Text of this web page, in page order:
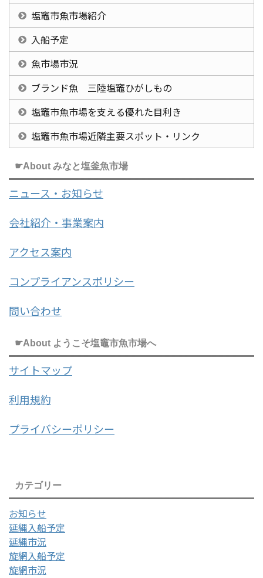
塩竈市魚市場紹介
入船予定
魚市場市況
ブランド魚 三陸塩竈ひがしもの
塩竈市魚市場を支える優れた目利き
塩竈市魚市場近隣主要スポット・リンク
☛About みなと塩釜魚市場
ニュース・お知らせ
会社紹介・事業案内
アクセス案内
コンプライアンスポリシー
問い合わせ
☛About ようこそ塩竈市魚市場へ
サイトマップ
利用規約
プライバシーポリシー
カテゴリー
お知らせ
延縄入船予定
延縄市況
旋網入船予定
旋網市況